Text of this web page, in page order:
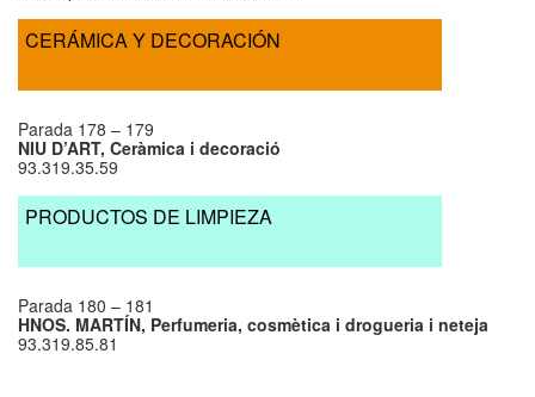
CERÁMICA Y DECORACIÓN
Parada 178 – 179
NIU D’ART, Ceràmica i decoració
93.319.35.59
PRODUCTOS DE LIMPIEZA
Parada 180 – 181
HNOS. MARTÍN, Perfumeria, cosmètica i drogueria i neteja
93.319.85.81